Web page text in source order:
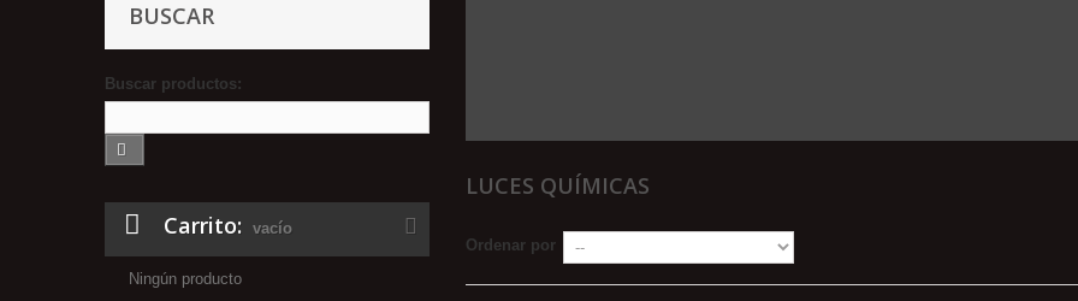
BUSCAR
Buscar productos:
Carrito: vacío
Ningún producto
LUCES QUÍMICAS
Ordenar por